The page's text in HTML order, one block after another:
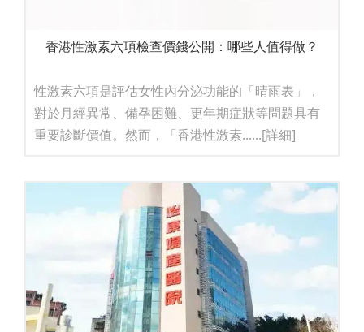
香港性激素六項檢查價錢公開：哪些人值得做？
性激素六項是評估女性內分泌功能的「晴雨表」，
對於月經異常、備孕困難、更年期症狀等問題具有
重要診斷價值。然而，「香港性激素......[詳細]